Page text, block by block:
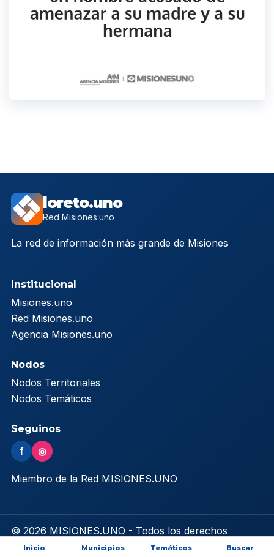
loreto.uno
Red Misiones.uno
La red de información más grande de Misiones
Institucional
Misiones.uno
Red Misiones.uno
Agencia Misiones.uno
Nodos
Nodos Territoriales
Nodos Temáticos
Seguinos
f ◎
Miembro de la Red MISIONES.UNO
© 2026 MISIONES.UNO - Todos los derechos
reservados
Inicio Municipios Temáticos Buscar